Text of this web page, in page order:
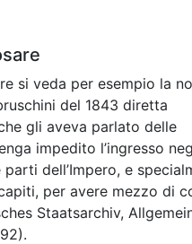
si veda per esempio la
del 1843 diretta
gli aveva parlato delle
impedito l’ingresso
dell’Impero, e
per avere mezzo di
Staatsarchiv,